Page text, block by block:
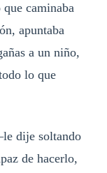
caminaba
apuntaba
a un niño,
lo que
dije soltando
de hacerlo,